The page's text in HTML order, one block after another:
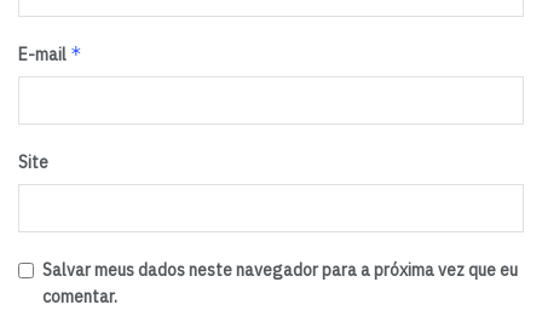
E-mail *
Site
Salvar meus dados neste navegador para a próxima vez que eu
comentar.